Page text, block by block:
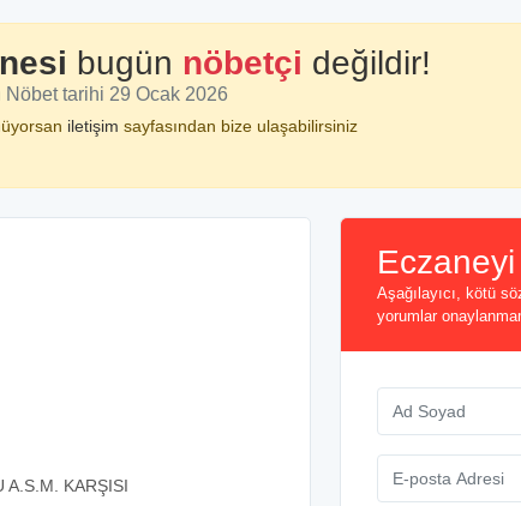
bugün nöbetçi değildir!
Nöbet tarihi 29 Ocak 2026
iletişim sayfasından bize ulaşabilirsiniz
A.S.M. KARŞISI
Aşağılayıcı, kötü
yorumlar